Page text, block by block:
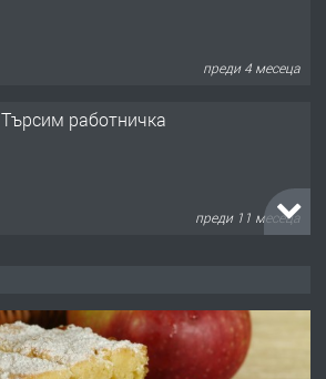
преди 4 месеца
Търсим работничка
преди 11 месеца
преди 1 година